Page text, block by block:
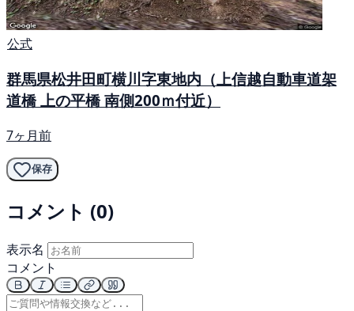
公式
群馬県松井田町横川字東地内（上信越自動車道架
道橋 上の平橋 南側200ｍ付近）
7ヶ月前
保存
コメント (0)
表示名
コメント